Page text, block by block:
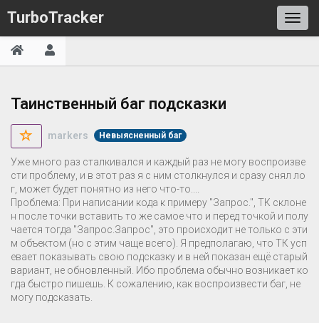
TurboTracker
Таинственный баг подсказки
markers Невыясненный баг
Уже много раз сталкивался и каждый раз не могу воспроизве
сти проблему, и в этот раз я с ним столкнулся и сразу снял ло
г, может будет понятно из него что-то....
Проблема: При написании кода к примеру "Запрос.", ТК склоне
н после точки вставить то же самое что и перед точкой и полу
чается тогда "Запрос.Запрос", это происходит не только с эти
м объектом (но с этим чаще всего). Я предполагаю, что ТК усп
евает показывать свою подсказку и в ней показан ещё старый
вариант, не обновленный. Ибо проблема обычно возникает ко
гда быстро пишешь. К сожалению, как воспроизвести баг, не
могу подсказать.